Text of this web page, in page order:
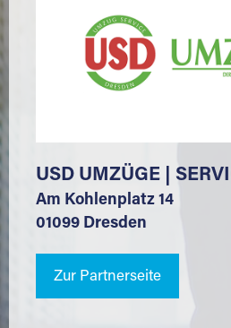
USD UMZÜGE |
Am Kohlenplatz 14
01099 Dresden
Zur Partnerseite